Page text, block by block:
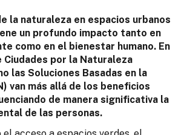
la naturaleza en espacios urbanos
un profundo impacto tanto en
como en el bienestar humano. En
por la Naturaleza
las Soluciones Basadas en la
van más allá de los beneficios
de manera significativa la
de las personas.